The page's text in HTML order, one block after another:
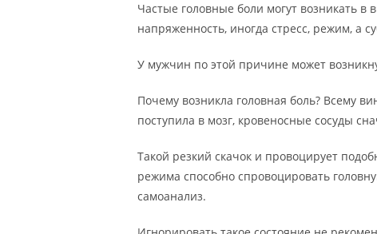
Частые головные боли могут возникать в
напряженность, иногда стресс, режим, а
У мужчин по этой причине может
Почему возникла головная боль? Всему
поступила в мозг, кровеносные сосуды
Такой резкий скачок и провоцирует
режима способно спровоцировать
самоанализ.